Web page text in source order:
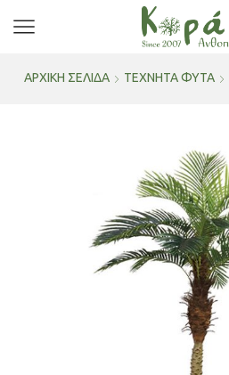
ΑΡΧΙΚΉ ΣΕΛΊΔΑ ΤΕΧΝΗΤΑ ΦΥΤΑ